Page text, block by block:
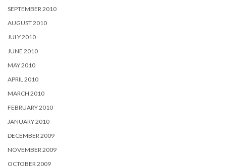
SEPTEMBER 2010
AUGUST 2010
JULY 2010
JUNE 2010
MAY 2010
APRIL 2010
MARCH 2010
FEBRUARY 2010
JANUARY 2010
DECEMBER 2009
NOVEMBER 2009
OCTOBER 2009